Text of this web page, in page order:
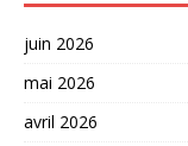
juin 2026
mai 2026
avril 2026